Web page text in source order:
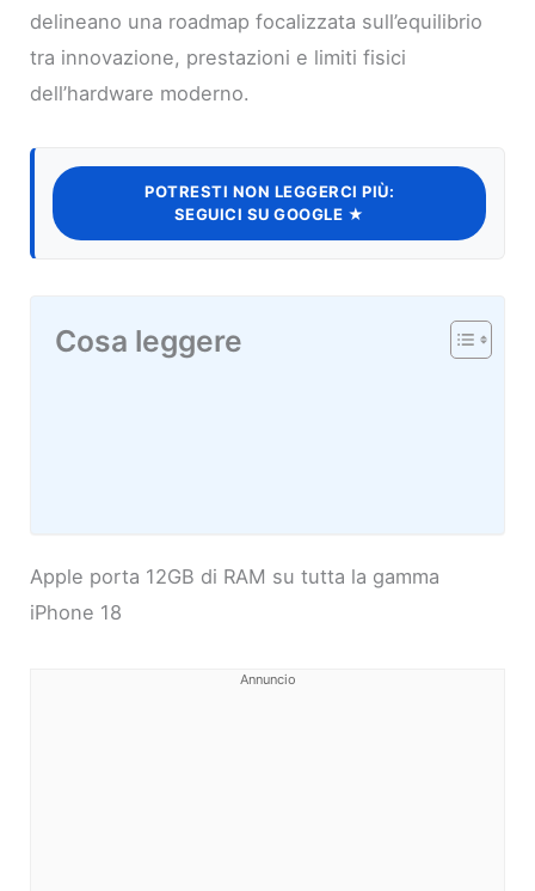
delineano una roadmap focalizzata sull’equilibrio
tra innovazione, prestazioni e limiti fisici
dell’hardware moderno.
POTRESTI NON LEGGERCI PIÙ:
SEGUICI SU GOOGLE ★
Cosa leggere
Apple porta 12GB di RAM su tutta la gamma
iPhone 18
Annuncio